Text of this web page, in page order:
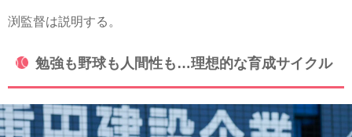
渕監督は説明する。
勉強も野球も人間性も…理想的な育成サイクル